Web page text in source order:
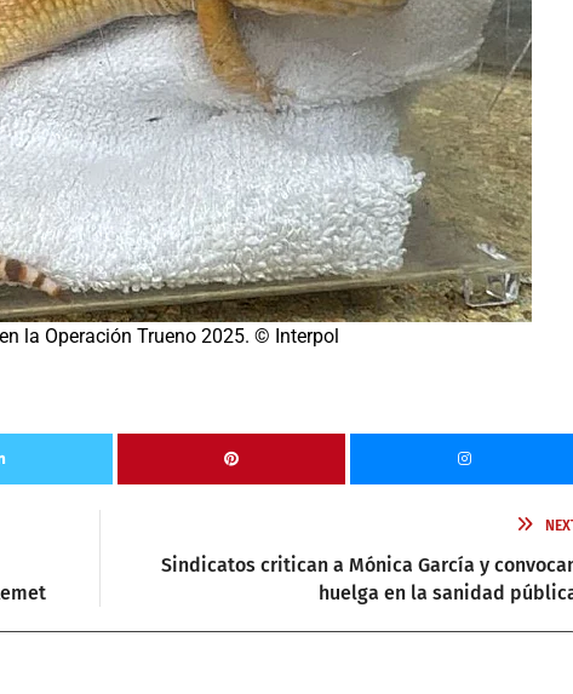
la Operación Trueno 2025. © Interpol
Sindicatos critican a Mónica García y
huelga en la sanidad